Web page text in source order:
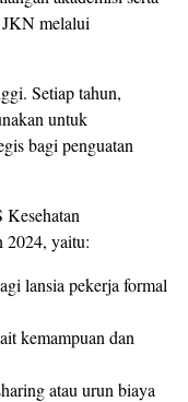
JKN melalui
Setiap tahun,
untuk
bagi penguatan
Kesehatan
2024, yaitu:
lansia pekerja formal
kemampuan dan
atau urun biaya